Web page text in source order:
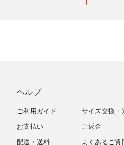
ヘルプ
ご利用ガイド
お支払い
配送・送料
サイズ交換・
ご返金
よくあるご質